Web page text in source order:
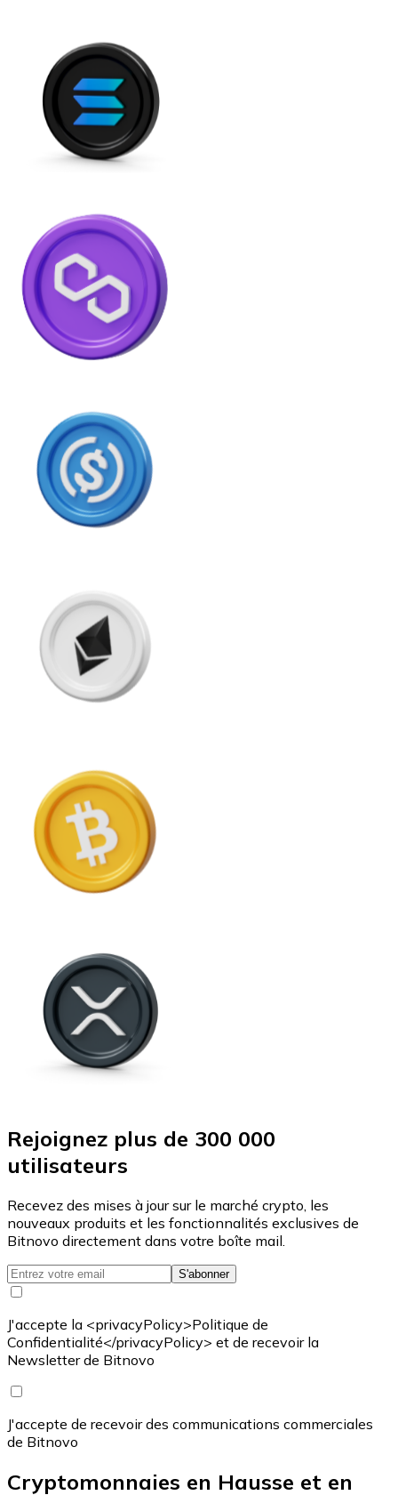
Rejoignez plus de 300 000
utilisateurs
Recevez des mises à jour sur le marché crypto, les
nouveaux produits et les fonctionnalités exclusives de
Bitnovo directement dans votre boîte mail.
S'abonner
J'accepte la <privacyPolicy>Politique de
Confidentialité</privacyPolicy> et de recevoir la
Newsletter de Bitnovo
J'accepte de recevoir des communications commerciales
de Bitnovo
Cryptomonnaies en Hausse et en